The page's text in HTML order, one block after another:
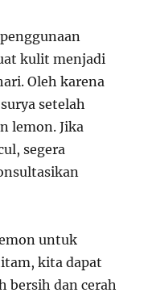
kulit menjadi
Oleh karena
setelah
lemon. Jika
segera
untuk
kita dapat
bersih dan cerah